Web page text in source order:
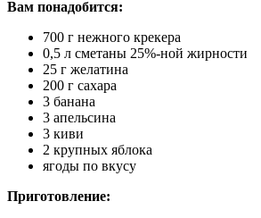
Вам понадобится:
700 г нежного крекера
0,5 л сметаны 25%-ной жирности
25 г желатина
200 г сахара
3 банана
3 апельсина
3 киви
2 крупных яблока
ягоды по вкусу
Приготовление: